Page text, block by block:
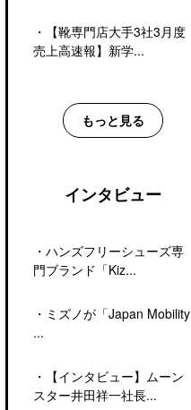
・
【靴専門店大手3社3月度
売上高速報】新学...
もっと見る
インタビュー
・ ハンズフリーシューズ専
門ブランド「Kiz...
・ ミズノが「Japan Mobility
...
・
【インタビュー】ムーン
スター井田祥一社長...